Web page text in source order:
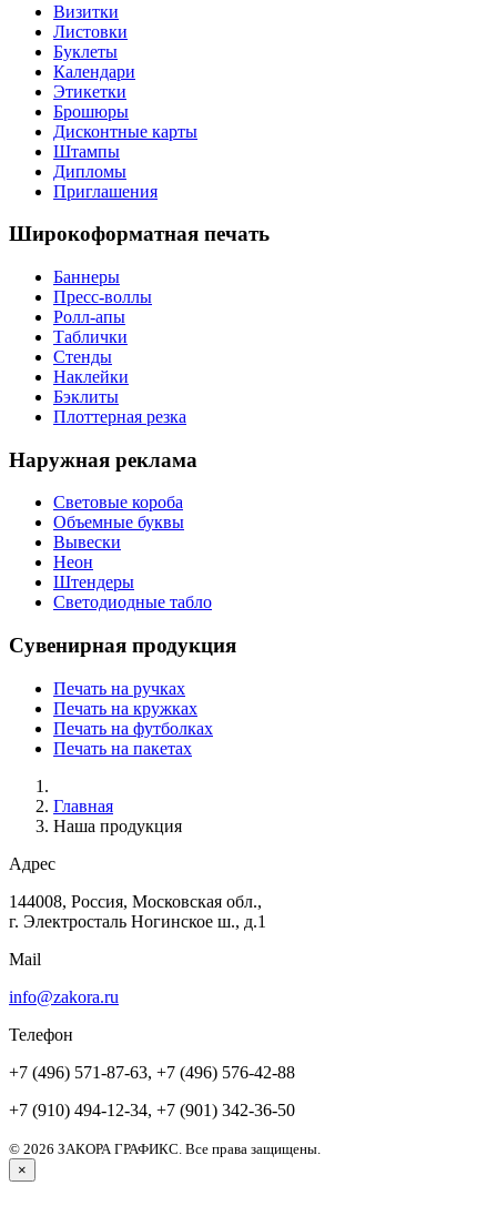
Визитки
Листовки
Буклеты
Календари
Этикетки
Брошюры
Дисконтные карты
Штампы
Дипломы
Приглашения
Широкоформатная печать
Баннеры
Пресс-воллы
Ролл-апы
Таблички
Стенды
Наклейки
Бэклиты
Плоттерная резка
Наружная реклама
Световые короба
Объемные буквы
Вывески
Неон
Штендеры
Светодиодные табло
Сувенирная продукция
Печать на ручках
Печать на кружках
Печать на футболках
Печать на пакетах
Главная
Наша продукция
Адрес
144008, Россия, Московская обл.,
г. Электросталь Ногинское ш., д.1
Mail
info@zakora.ru
Телефон
+7 (496) 571-87-63, +7 (496) 576-42-88
+7 (910) 494-12-34, +7 (901) 342-36-50
© 2026 ЗАКОРА ГРАФИКС. Все права защищены.
×